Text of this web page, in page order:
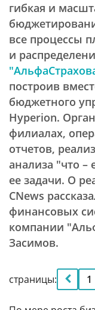
гибкая и
все процессы
и
построив
бюджетного
Hyperion.
филиалах,
отчетов,
анализа "что
ее задачи. О
CNews
финансовых
компании
Засимов.
страницы: 1